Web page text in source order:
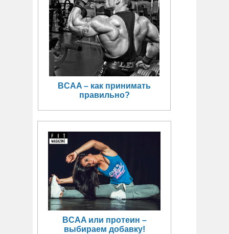
BCAA – как принимать
правильно?
BCAA или протеин –
выбираем добавку!